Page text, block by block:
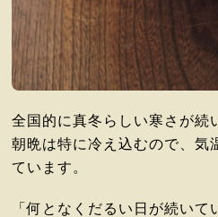
全国的に真冬らしい寒さが続
朝晩は特に冷え込むので、気
ています。
「何となくだるい日が続い